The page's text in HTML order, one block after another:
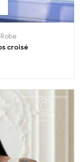
Robe
croisé